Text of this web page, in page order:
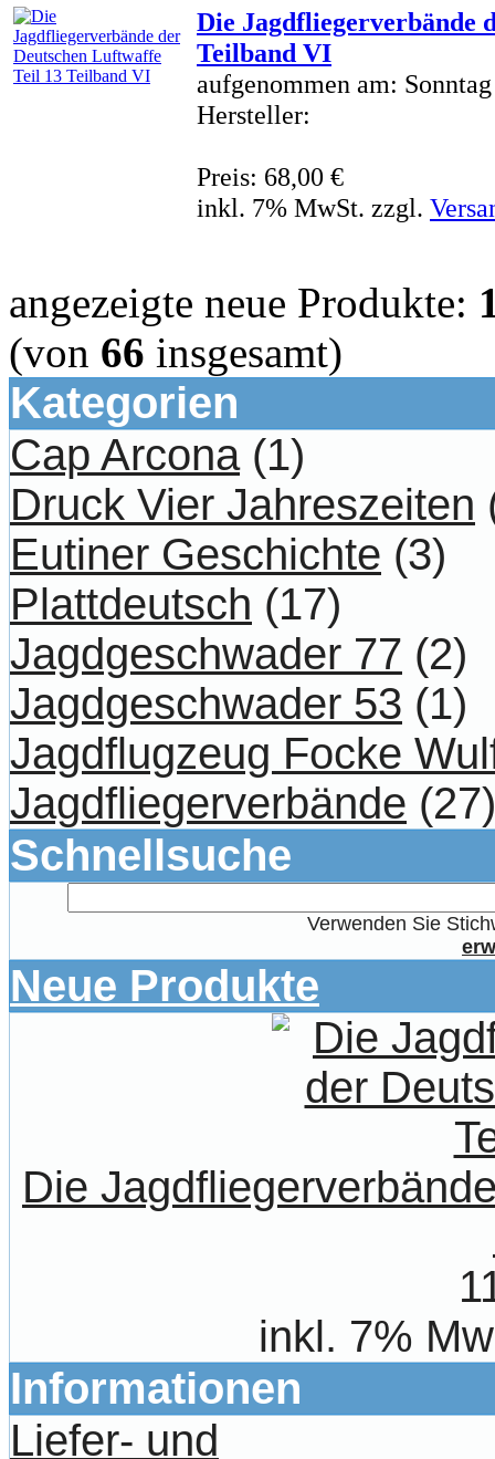
Die Jagdfliegerverbände
Teilband VI
aufgenommen am:
Hersteller:
Preis: 68,00 €
inkl. 7% MwSt. zzgl.
angezeigte neue Produkte:
(von 66 insgesamt)
Kategorien
Cap Arcona(1)
Druck Vier Jahreszeiten
Eutiner Geschichte (3)
Plattdeutsch (17)
Jagdgeschwader 77 (2)
Jagdgeschwader 53 (1)
Jagdflugzeug Focke
Jagdfliegerverbände (27)
Schnellsuche
Verwenden Sie
Neue Produkte
Die
inkl. 7%
Informationen
Liefer- und